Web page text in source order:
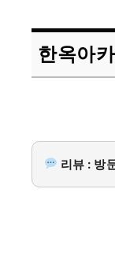
한옥아
리뷰 : 방